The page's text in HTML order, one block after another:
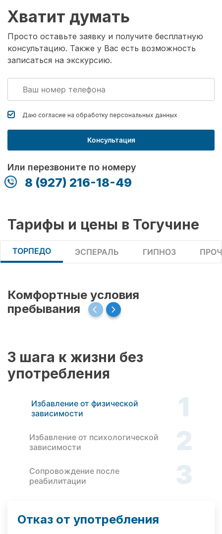
Хватит думать
Просто оставьте заявку и получите бесплатную
консультацию. Также у Вас есть возможность
записаться на экскурсию.
Даю согласие на обработку персональных данных
Консультация
Или перезвоните по номеру
8 (927) 216-18-49
Тарифы и цены в Тогучине
ТОРПЕДО ЭСПЕРАЛЬ ГИПНОЗ
Комфортные условия
пребывания
3 шага к жизни без
употребления
Избавление от физической
зависимости
1
Избавление от психологической
зависимости
2
Сопровождение после
реабилитации
3
Отказ от употребления